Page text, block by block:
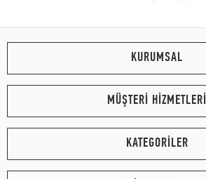
KURUMSAL
MÜŞTERİ HİZMETLERİ
KATEGORİLER